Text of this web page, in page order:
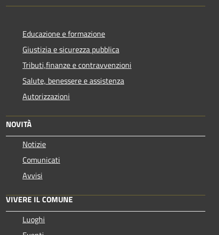
Educazione e formazione
Giustizia e sicurezza pubblica
Tributi,finanze e contravvenzioni
Salute, benessere e assistenza
Autorizzazioni
NOVITÀ
Notizie
Comunicati
Avvisi
VIVERE IL COMUNE
Luoghi